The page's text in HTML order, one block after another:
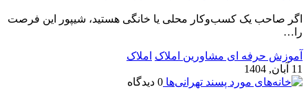
اگر صاحب یک کسب‌وکار محلی یا خانگی هستید، شیپور این فرصت
را…
آموزش حرفه ای مشاورین املاک املاک
11 آبان, 1404
0 دیدگاه